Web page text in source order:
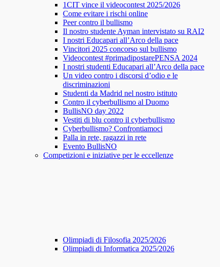
1CIT vince il videocontest 2025/2026
Come evitare i rischi online
Peer contro il bullismo
Il nostro studente Ayman intervistato su RAI2
I nostri Educapari all’Arco della pace
Vincitori 2025 concorso sul bullismo
Videocontest #primadipostarePENSA 2024
I nostri studenti Educapari all’Arco della pace
Un video contro i discorsi d’odio e le
discriminazioni
Studenti da Madrid nel nostro istituto
Contro il cyberbullismo al Duomo
BullisNO day 2022
Vestiti di blu contro il cyberbullismo
Cyberbullismo? Confrontiamoci
Palla in rete, ragazzi in rete
Evento BullisNO
Competizioni e iniziative per le eccellenze
Olimpiadi di Filosofia 2025/2026
Olimpiadi di Informatica 2025/2026